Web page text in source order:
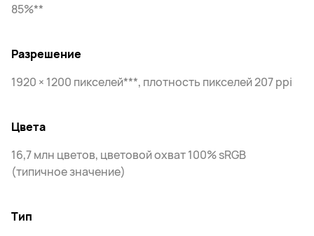
85%**
Разрешение
1920 × 1200 пикселей***, плотность пикселей 207 ppi
Цвета
16,7 млн цветов, цветовой охват 100% sRGB
(типичное значение)
Тип